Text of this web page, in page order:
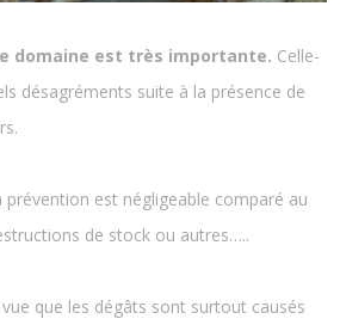
domaine est très importante. Celle-
désagréments suite à la présence de
prévention est négligeable comparé au
de stock ou autres…..
que les dégâts sont surtout causés